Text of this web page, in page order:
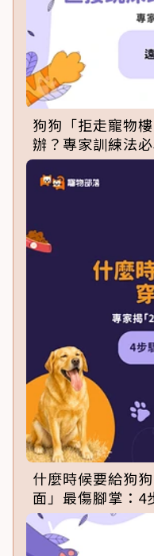
狗狗「拒走寵物
辦？專家訓練法
什麼時候要給狗
面」最傷腳掌：4